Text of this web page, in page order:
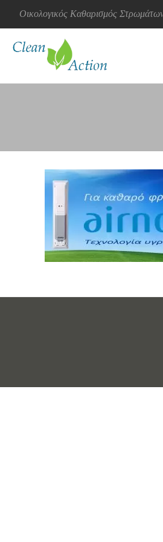
Οικολογικός Καθαρισμός